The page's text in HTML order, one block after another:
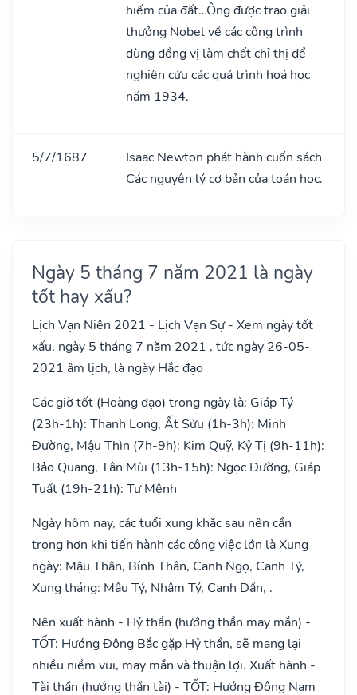
hiếm của đất…Ông được trao giải
thưởng Nobel về các công trình
dùng đồng vị làm chất chỉ thị để
nghiên cứu các quá trình hoá học
năm 1934.
5/7/1687
Isaac Newton phát hành cuốn sách
Các nguyên lý cơ bản của toán học.
Ngày 5 tháng 7 năm 2021 là ngày
tốt hay xấu?
Lịch Vạn Niên 2021 - Lịch Vạn Sự - Xem ngày tốt
xấu, ngày 5 tháng 7 năm 2021 , tức ngày 26-05-
2021 âm lịch, là ngày Hắc đạo
Các giờ tốt (Hoàng đạo) trong ngày là: Giáp Tý
(23h-1h): Thanh Long, Ất Sửu (1h-3h): Minh
Đường, Mậu Thìn (7h-9h): Kim Quỹ, Kỷ Tị (9h-11h):
Bảo Quang, Tân Mùi (13h-15h): Ngọc Đường, Giáp
Tuất (19h-21h): Tư Mệnh
Ngày hôm nay, các tuổi xung khắc sau nên cẩn
trọng hơn khi tiến hành các công việc lớn là Xung
ngày: Mậu Thân, Bính Thân, Canh Ngọ, Canh Tý,
Xung tháng: Mậu Tý, Nhâm Tý, Canh Dần, .
Nên xuất hành - Hỷ thần (hướng thần may mắn) -
TỐT: Hướng Đông Bắc gặp Hỷ thần, sẽ mang lại
nhiều niềm vui, may mắn và thuận lợi. Xuất hành -
Tài thần (hướng thần tài) - TỐT: Hướng Đông Nam